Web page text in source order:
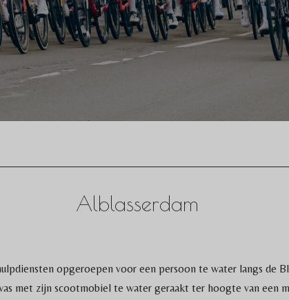
Alblasserdam
opgeroepen voor een persoon te water langs de
met zijn scootmobiel te water geraakt ter hoogte van een